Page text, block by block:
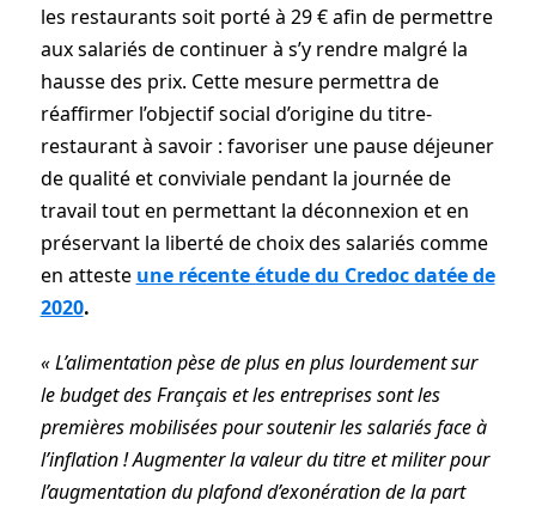
les restaurants soit porté à 29 € afin de permettre
aux salariés de continuer à s’y rendre malgré la
hausse des prix. Cette mesure permettra de
réaffirmer l’objectif social d’origine du titre-
restaurant à savoir : favoriser une pause déjeuner
de qualité et conviviale pendant la journée de
travail tout en permettant la déconnexion et en
préservant la liberté de choix des salariés comme
en atteste une récente étude du Credoc datée de
2020.
« L’alimentation pèse de plus en plus lourdement sur
le budget des Français et les entreprises sont les
premières mobilisées pour soutenir les salariés face à
l’inflation ! Augmenter la valeur du titre et militer pour
l’augmentation du plafond d’exonération de la part